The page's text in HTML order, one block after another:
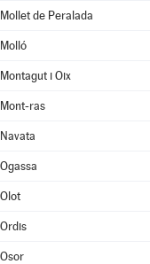
Mollet de Peralada
Molló
Montagut i Oix
Mont-ras
Navata
Ogassa
Olot
Ordis
Osor